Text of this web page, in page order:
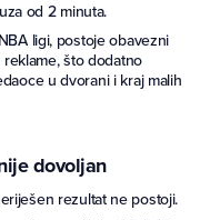
od 2 minuta.
ligi, postoje obavezni
što dodatno
u dvorani i kraj malih
dovoljan
rezultat ne postoji.